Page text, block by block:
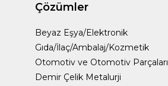
Çözümler
Beyaz Eşya/Elektronik
Gıda/İlaç/Ambalaj/Kozmetik
Otomotiv ve Otomotiv Parçaları
Demir Çelik Metalurji